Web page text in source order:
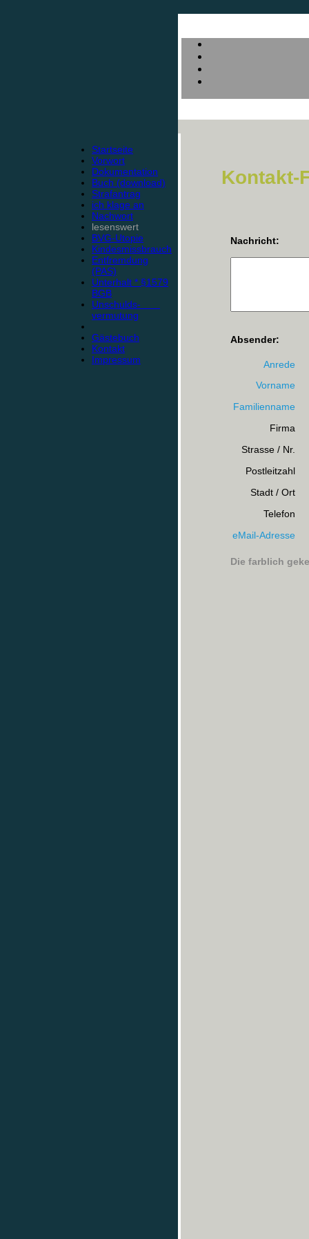
Startseite
Vorwort
Dokumentation
Buch (download)
Strafantrag
ich klage an
Nachwort
lesenswert
BVG-Utopie
Kindesmissbrauch
Entfremdung
(PAS)
Unterhalt * §1579
BGB
Unschulds-
vermutung
Gästebuch
Kontakt
Impressum
Kontakt-
Nachricht:
Absender:
Anrede
Vorname
Familienname
Firma
Strasse / Nr.
Postleitzahl
Stadt / Ort
Telefon
eMail-Adresse
Die farblich